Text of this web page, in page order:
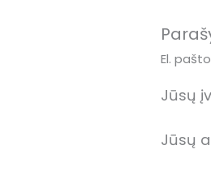
El.
Jūsų
Jūsų